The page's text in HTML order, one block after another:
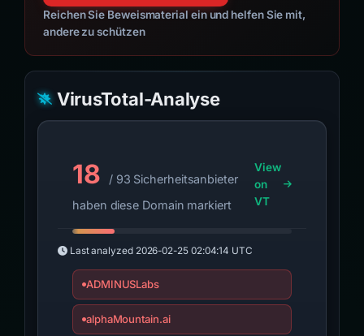
Reichen Sie Beweismaterial ein und helfen Sie mit,
andere zu schützen
VirusTotal-Analyse
18
/ 93 Sicherheitsanbieter
haben diese Domain markiert
View
on
VT
Last analyzed 2026-02-25 02:04:14 UTC
ADMINUSLabs
alphaMountain.ai